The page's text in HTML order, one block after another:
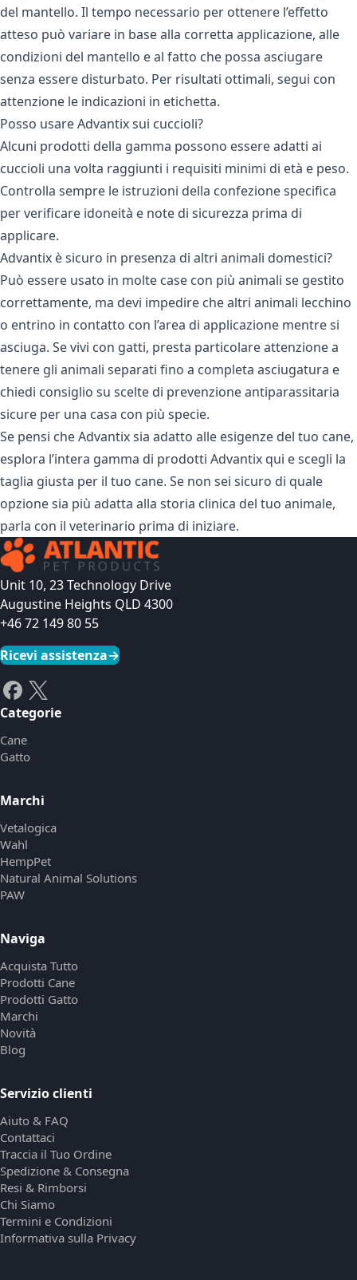
del mantello. Il tempo necessario per ottenere l’effetto
atteso può variare in base alla corretta applicazione, alle
condizioni del mantello e al fatto che possa asciugare
senza essere disturbato. Per risultati ottimali, segui con
attenzione le indicazioni in etichetta.
Posso usare Advantix sui cuccioli?
Alcuni prodotti della gamma possono essere adatti ai
cuccioli una volta raggiunti i requisiti minimi di età e peso.
Controlla sempre le istruzioni della confezione specifica
per verificare idoneità e note di sicurezza prima di
applicare.
Advantix è sicuro in presenza di altri animali domestici?
Può essere usato in molte case con più animali se gestito
correttamente, ma devi impedire che altri animali lecchino
o entrino in contatto con l’area di applicazione mentre si
asciuga. Se vivi con gatti, presta particolare attenzione a
tenere gli animali separati fino a completa asciugatura e
chiedi consiglio su scelte di prevenzione antiparassitaria
sicure per una casa con più specie.
Se pensi che Advantix sia adatto alle esigenze del tuo cane,
esplora l’intera gamma di prodotti Advantix qui e scegli la
taglia giusta per il tuo cane. Se non sei sicuro di quale
opzione sia più adatta alla storia clinica del tuo animale,
parla con il veterinario prima di iniziare.
Unit 10, 23 Technology Drive
Augustine Heights QLD 4300
+46 72 149 80 55
Ricevi assistenza→
Categorie
Cane
Gatto
Marchi
Vetalogica
Wahl
HempPet
Natural Animal Solutions
PAW
Naviga
Acquista Tutto
Prodotti Cane
Prodotti Gatto
Marchi
Novità
Blog
Servizio clienti
Aiuto & FAQ
Contattaci
Traccia il Tuo Ordine
Spedizione & Consegna
Resi & Rimborsi
Chi Siamo
Termini e Condizioni
Informativa sulla Privacy